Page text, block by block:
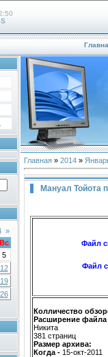
»
Вс
5
12
19
26
Главная » 2014 »
Мануал Тойота
Файл
Файл
Колличество
Расширение
Никита
381 страниц
Размер архива:
Когда - 15-окт-2011